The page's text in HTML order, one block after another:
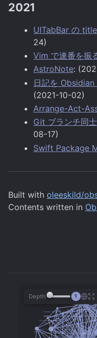
2021
UITabBar の
24)
Vim で連番を振
AstroNote:
日記を Obsidian
(2021-10-02)
Arrange-Act-
Git ブランチ同
08-17)
Swift Package
Built with oleeskild/
Contents written in
Depth 1